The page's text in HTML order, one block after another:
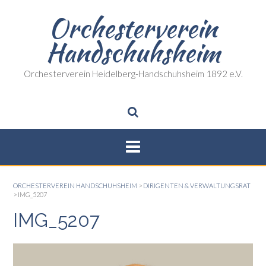
Orchesterverein
Handschuhsheim
Orchesterverein Heidelberg-Handschuhsheim 1892 e.V.
ORCHESTERVEREIN HANDSCHUHSHEIM > DIRIGENTEN & VERWALTUNGSRAT
> IMG_5207
IMG_5207